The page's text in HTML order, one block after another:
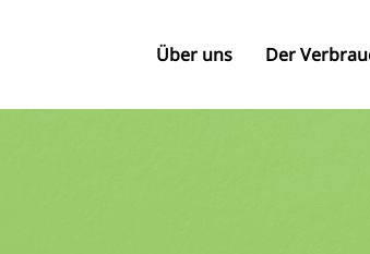
Über uns Der